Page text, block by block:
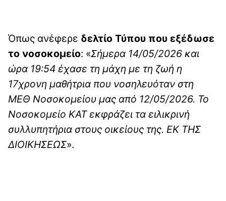
Όπως ανέφερε δελτίο Τύπου που εξέδωσε
το νοσοκομείο: «Σήμερα 14/05/2026 και
ώρα 19:54 έχασε τη μάχη με τη ζωή η
17χρονη μαθήτρια που νοσηλευόταν στη
ΜΕΘ Νοσοκομείου μας από 12/05/2026. Το
Νοσοκομείο ΚΑΤ εκφράζει τα ειλικρινή
συλλυπητήρια στους οικείους της. ΕΚ ΤΗΣ
ΔΙΟΙΚΗΣΕΩΣ».